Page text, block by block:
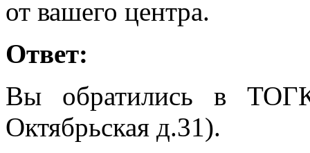
от вашего центра.
Ответ:
Вы обратились в
Октябрьская д.31).